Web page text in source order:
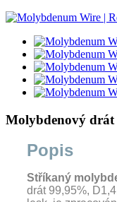
Molybdenový drát
Popis
Stříkaný
drát 99,95%,